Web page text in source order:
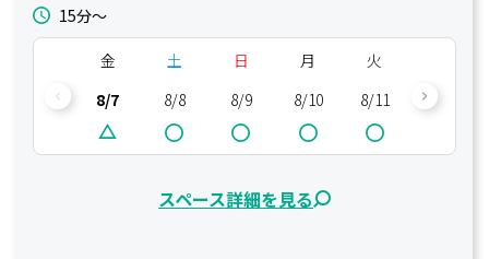
15分〜
金
8/7
土
8/8
日
8/9
月
8/10
火
8/11
8/12
スペース詳細を見る